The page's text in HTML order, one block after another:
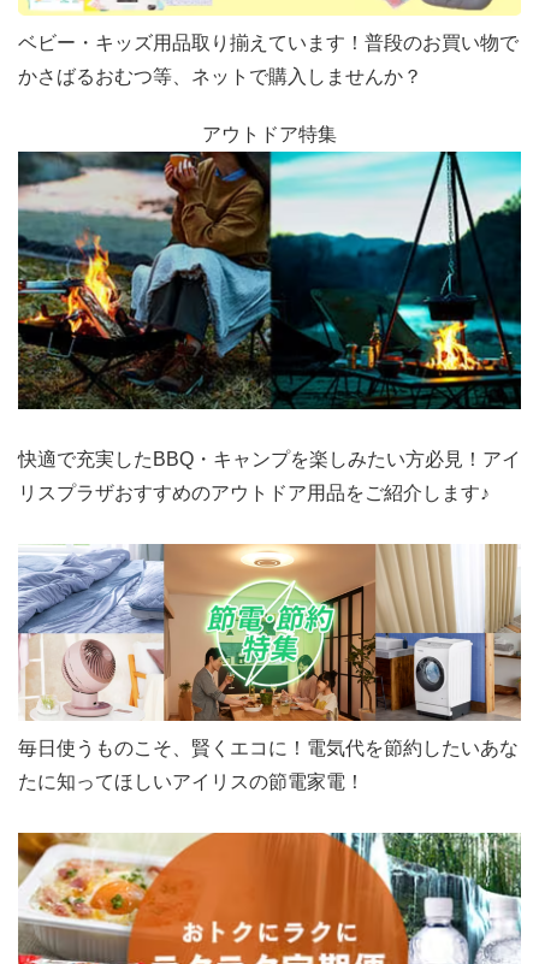
ベビー・キッズ用品取り揃えています！普段のお買い物で
かさばるおむつ等、ネットで購入しませんか？
アウトドア特集
快適で充実したBBQ・キャンプを楽しみたい方必見！アイ
リスプラザおすすめのアウトドア用品をご紹介します♪
毎日使うものこそ、賢くエコに！電気代を節約したいあな
たに知ってほしいアイリスの節電家電！